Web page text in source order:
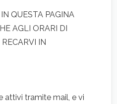
QUESTA PAGINA
AGLI ORARI DI
IN
attivi tramite mail, e vi